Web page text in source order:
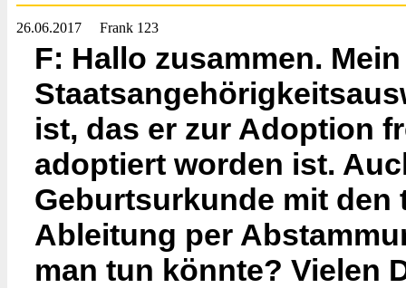
26.06.2017 Frank 123
F: Hallo zusammen.
ist, das er zur Adoption
adoptiert worden ist.
Geburtsurkunde mit den
Ableitung per
man tun könnte? Vielen